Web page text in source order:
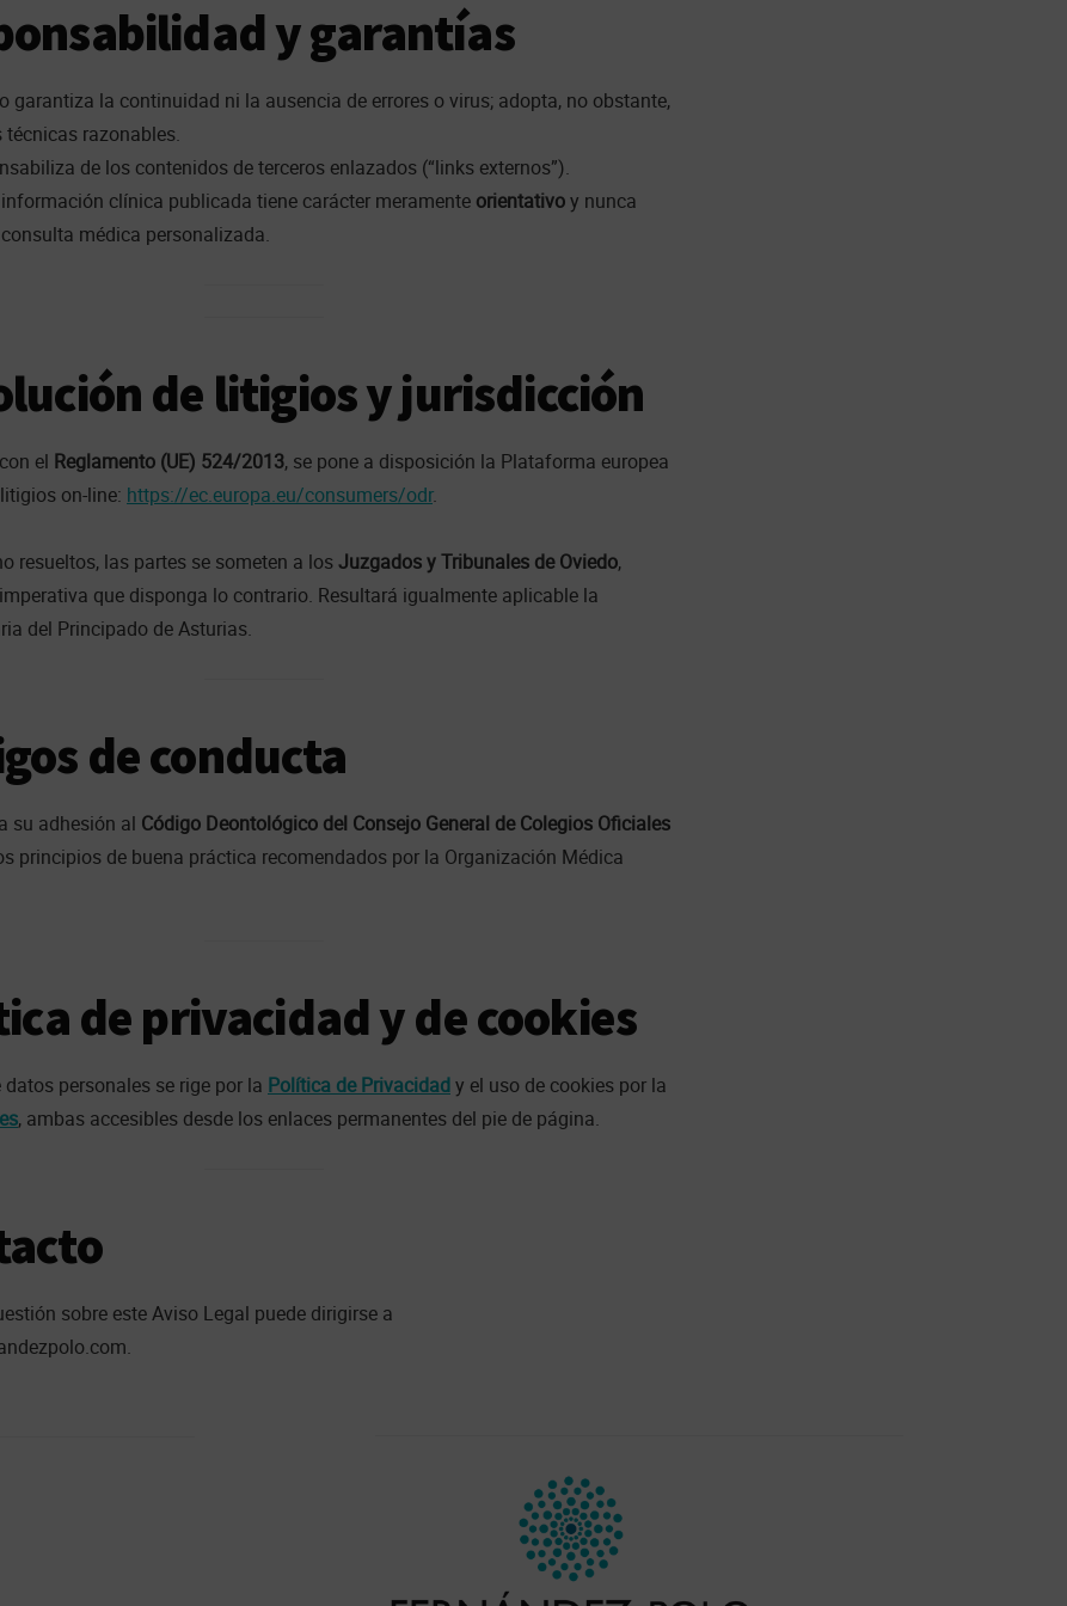
y garantías
garantiza la continuidad ni la ausencia de errores o virus; adopta, no obstante,
técnicas razonables.
de los contenidos de terceros enlazados (“links externos”).
clínica publicada tiene carácter meramente orientativoy nunca
médica personalizada.
de litigios y jurisdicción
el Reglamento (UE) 524/2013, se pone a disposición la Plataforma europea
on-line: https://ec.europa.eu/consumers/odr.
resueltos, las partes se someten a losJuzgados y Tribunales de Oviedo,
que disponga lo contrario. Resultará igualmente aplicable la
del Principado de Asturias.
de conducta
su adhesión al Código Deontológico del Consejo General de Colegios Oficiales
principios de buena práctica recomendados por la Organización Médica
de privacidad y de cookies
personales se rige por la Política de Privacidady el uso de cookies por la
, ambas accesibles desde los enlaces permanentes del pie de página.
sobre este Aviso Legal puede dirigirse a